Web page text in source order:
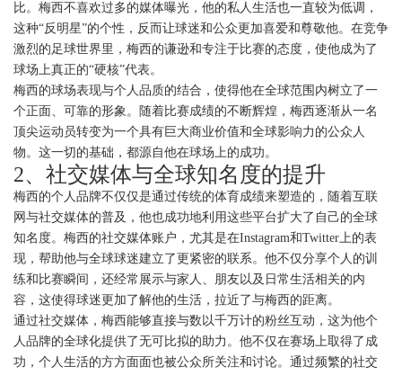
比。梅西不喜欢过多的媒体曝光，他的私人生活也一直较为低调，
这种“反明星”的个性，反而让球迷和公众更加喜爱和尊敬他。在竞争
激烈的足球世界里，梅西的谦逊和专注于比赛的态度，使他成为了
球场上真正的“硬核”代表。
梅西的球场表现与个人品质的结合，使得他在全球范围内树立了一
个正面、可靠的形象。随着比赛成绩的不断辉煌，梅西逐渐从一名
顶尖运动员转变为一个具有巨大商业价值和全球影响力的公众人
物。这一切的基础，都源自他在球场上的成功。
2、社交媒体与全球知名度的提升
梅西的个人品牌不仅仅是通过传统的体育成绩来塑造的，随着互联
网与社交媒体的普及，他也成功地利用这些平台扩大了自己的全球
知名度。梅西的社交媒体账户，尤其是在Instagram和Twitter上的表
现，帮助他与全球球迷建立了更紧密的联系。他不仅分享个人的训
练和比赛瞬间，还经常展示与家人、朋友以及日常生活相关的内
容，这使得球迷更加了解他的生活，拉近了与梅西的距离。
通过社交媒体，梅西能够直接与数以千万计的粉丝互动，这为他个
人品牌的全球化提供了无可比拟的助力。他不仅在赛场上取得了成
功，个人生活的方方面面也被公众所关注和讨论。通过频繁的社交